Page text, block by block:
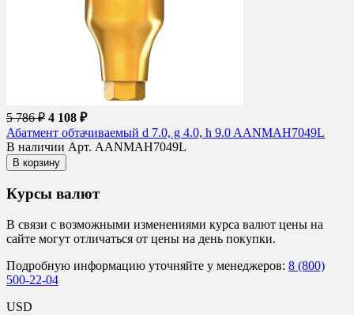
5 786 ₽ 4 108 ₽
Абатмент обтачиваемый d 7.0, g 4.0, h 9.0 AANMAH7049L
В наличии Арт. AANMAH7049L
В корзину
Курсы валют
В связи с возможными изменениями курса валют цены на
сайте могут отличаться от цены на день покупки.
Подробную информацию уточняйте у менеджеров: 8 (800)
500-22-04
USD